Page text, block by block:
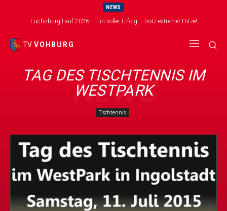
NEWS
Fuchsburg Lauf 2026 – Ein voller Erfolg – trotz extremer Hitze!
TV VOHBURG
NEWS
TAG DES TISCHTENNIS IM
WESTPARK
Tischtennis